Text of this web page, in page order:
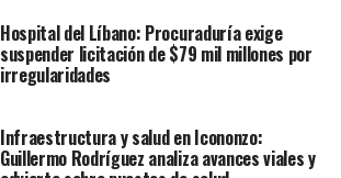
Hospital del Líbano: Procuraduría exige
suspender licitación de $79 mil millones por
irregularidades
Infraestructura y salud en Icononzo:
Guillermo Rodríguez analiza avances viales y